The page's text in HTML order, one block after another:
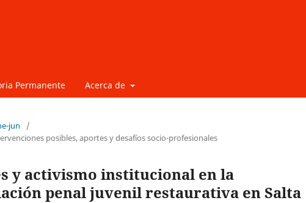
Permanente Acerca de
jun
/
posibles, aportes y desafíos socio-profesionales
y activismo institucional en la
penal juvenil restaurativa en Salta